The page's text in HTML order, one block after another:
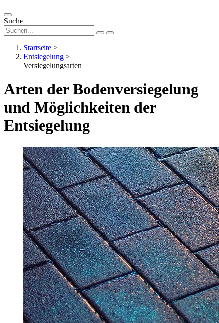
Suche
Startseite >
Entsiegelung >
Versiegelungsarten
Arten der Bodenversiegelung
und Möglichkeiten der
Entsiegelung